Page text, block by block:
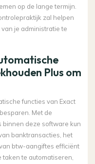
op de lange termijn.
zal helpen
je administratie te
Plus om
functies van Exact
Met de
deze software kun
banktransacties, het
btw-aangiftes efficiënt
taken te automatiseren,